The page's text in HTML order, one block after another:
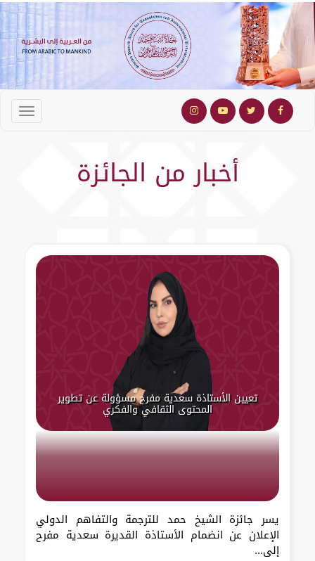
أخبار من الجائزة
تعيين الأستاذة سعدية مفرح مسؤولة عن تطوير
المحتوى الثقافي والفكري
يسر جائزة الشيخ حمد للترجمة والتفاهم الدولي
الإعلان عن انضمام الأستاذة القديرة سعدية مفرح
إلى...